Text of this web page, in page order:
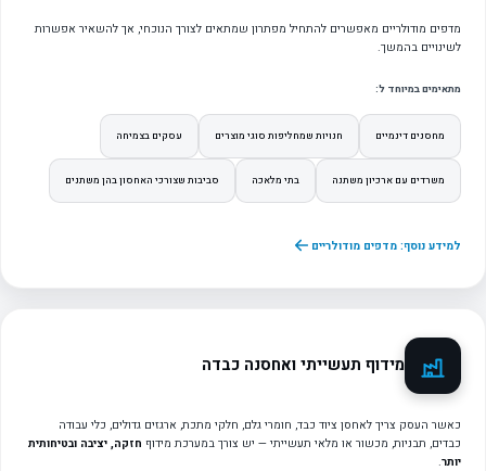
מדפים מודולריים מאפשרים להתחיל מפתרון שמתאים לצורך הנוכחי, אך להשאיר אפשרות
לשינויים בהמשך.
מתאימים במיוחד ל:
מחסנים דינמיים חנויות שמחליפות סוגי מוצרים עסקים בצמיחה
משרדים עם ארכיון משתנה בתי מלאכה סביבות שצורכי האחסון בהן משתנים
למידע נוסף: מדפים מודולריים
מידוף תעשייתי ואחסנה כבדה
כאשר העסק צריך לאחסן ציוד כבד, חומרי גלם, חלקי מתכת, ארגזים גדולים, כלי עבודה
כבדים, תבניות, מכשור או מלאי תעשייתי — יש צורך במערכת מידוף חזקה, יציבה ובטיחותית
יותר.